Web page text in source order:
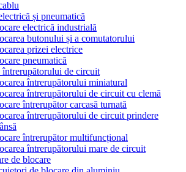
și pneumatică
electrică industrială
butonului și a comutatorului
prizei electrice
pneumatică
întrerupătorului de circuit
întrerupătorului miniatural
întrerupătorului de circuit cu clemă
întrerupător carcasă turnată
întrerupătorului de circuit prindere
întrerupător multifuncțional
întrerupătorului mare de circuit
de blocare